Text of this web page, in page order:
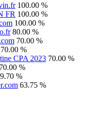
100.00 %
FR 100.00 %
100.00 %
80.00 %
70.00 %
70.00 %
CPA 2023 70.00 %
70.00 %
%
63.75 %